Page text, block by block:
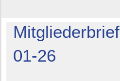
Mitgliederbrief
01-26